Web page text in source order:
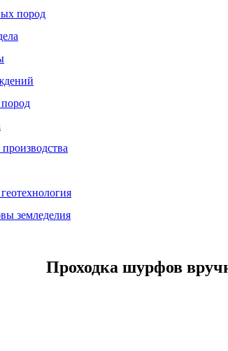
пород
земледелия
Проходка шурфов